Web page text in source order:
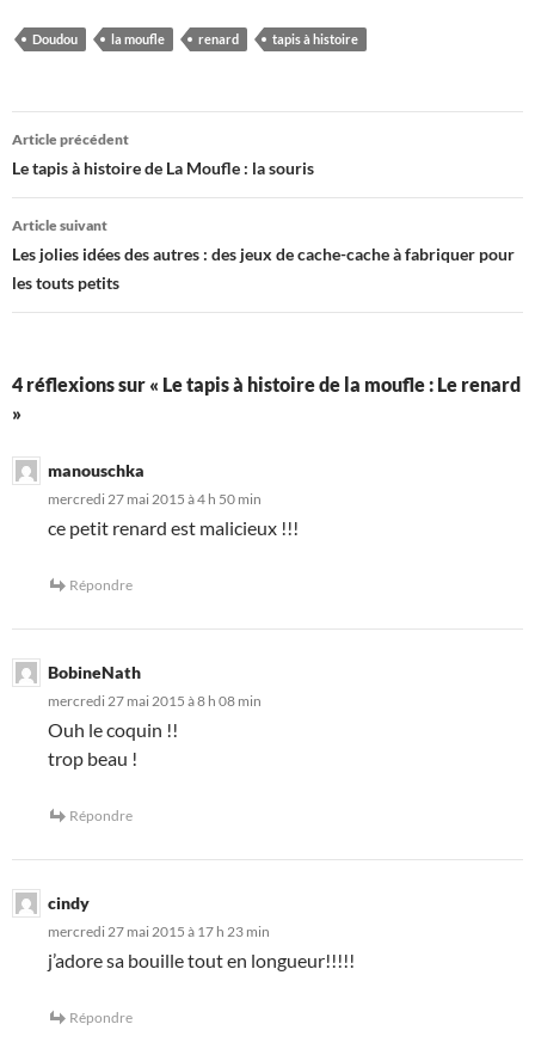
Doudou la moufle renard tapis à histoire
Navigation
des
articles
Article précédent
Le tapis à histoire de La Moufle : la souris
Article suivant
Les jolies idées des autres : des jeux de cache-cache à fabriquer pour
les touts petits
4 réflexions sur « Le tapis à histoire de la moufle : Le renard
»
manouschka
mercredi 27 mai 2015 à 4 h 50 min
ce petit renard est malicieux !!!
Répondre
BobineNath
mercredi 27 mai 2015 à 8 h 08 min
Ouh le coquin !!
trop beau !
Répondre
cindy
mercredi 27 mai 2015 à 17 h 23 min
j’adore sa bouille tout en longueur!!!!!
Répondre